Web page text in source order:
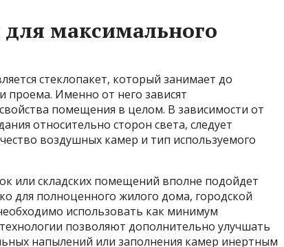
для максимального
стеклопакет, который занимает до
проема. Именно от него зависят
помещения в целом. В зависимости от
относительно сторон света, следует
воздушных камер и тип используемого
или складских помещений вполне подойдет
для полноценного жилого дома, городской
использовать как минимум
позволяют дополнительно улучшать
напылений или заполнения камер инертным